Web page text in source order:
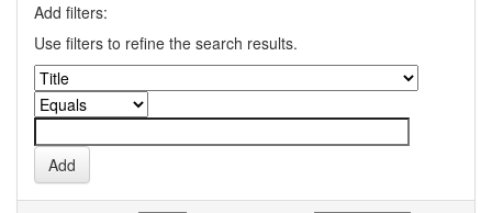
Add filters:
Use filters to refine the search results.